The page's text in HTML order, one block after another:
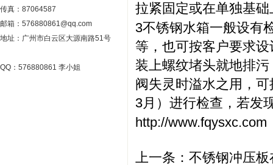
拉紧固定或在单独基
3不锈钢水箱一般设有
等，也可按客户要求
装上螺纹堵头就地排
阀失灵时溢水之用，
3月）进行检查，若发
http://www.fqysxc.com
上一条： 不锈钢冲压
传真：87064587
邮箱：576880861@qq.com
地址：广州市白云区大源南路51号
QQ：576880861 李小姐